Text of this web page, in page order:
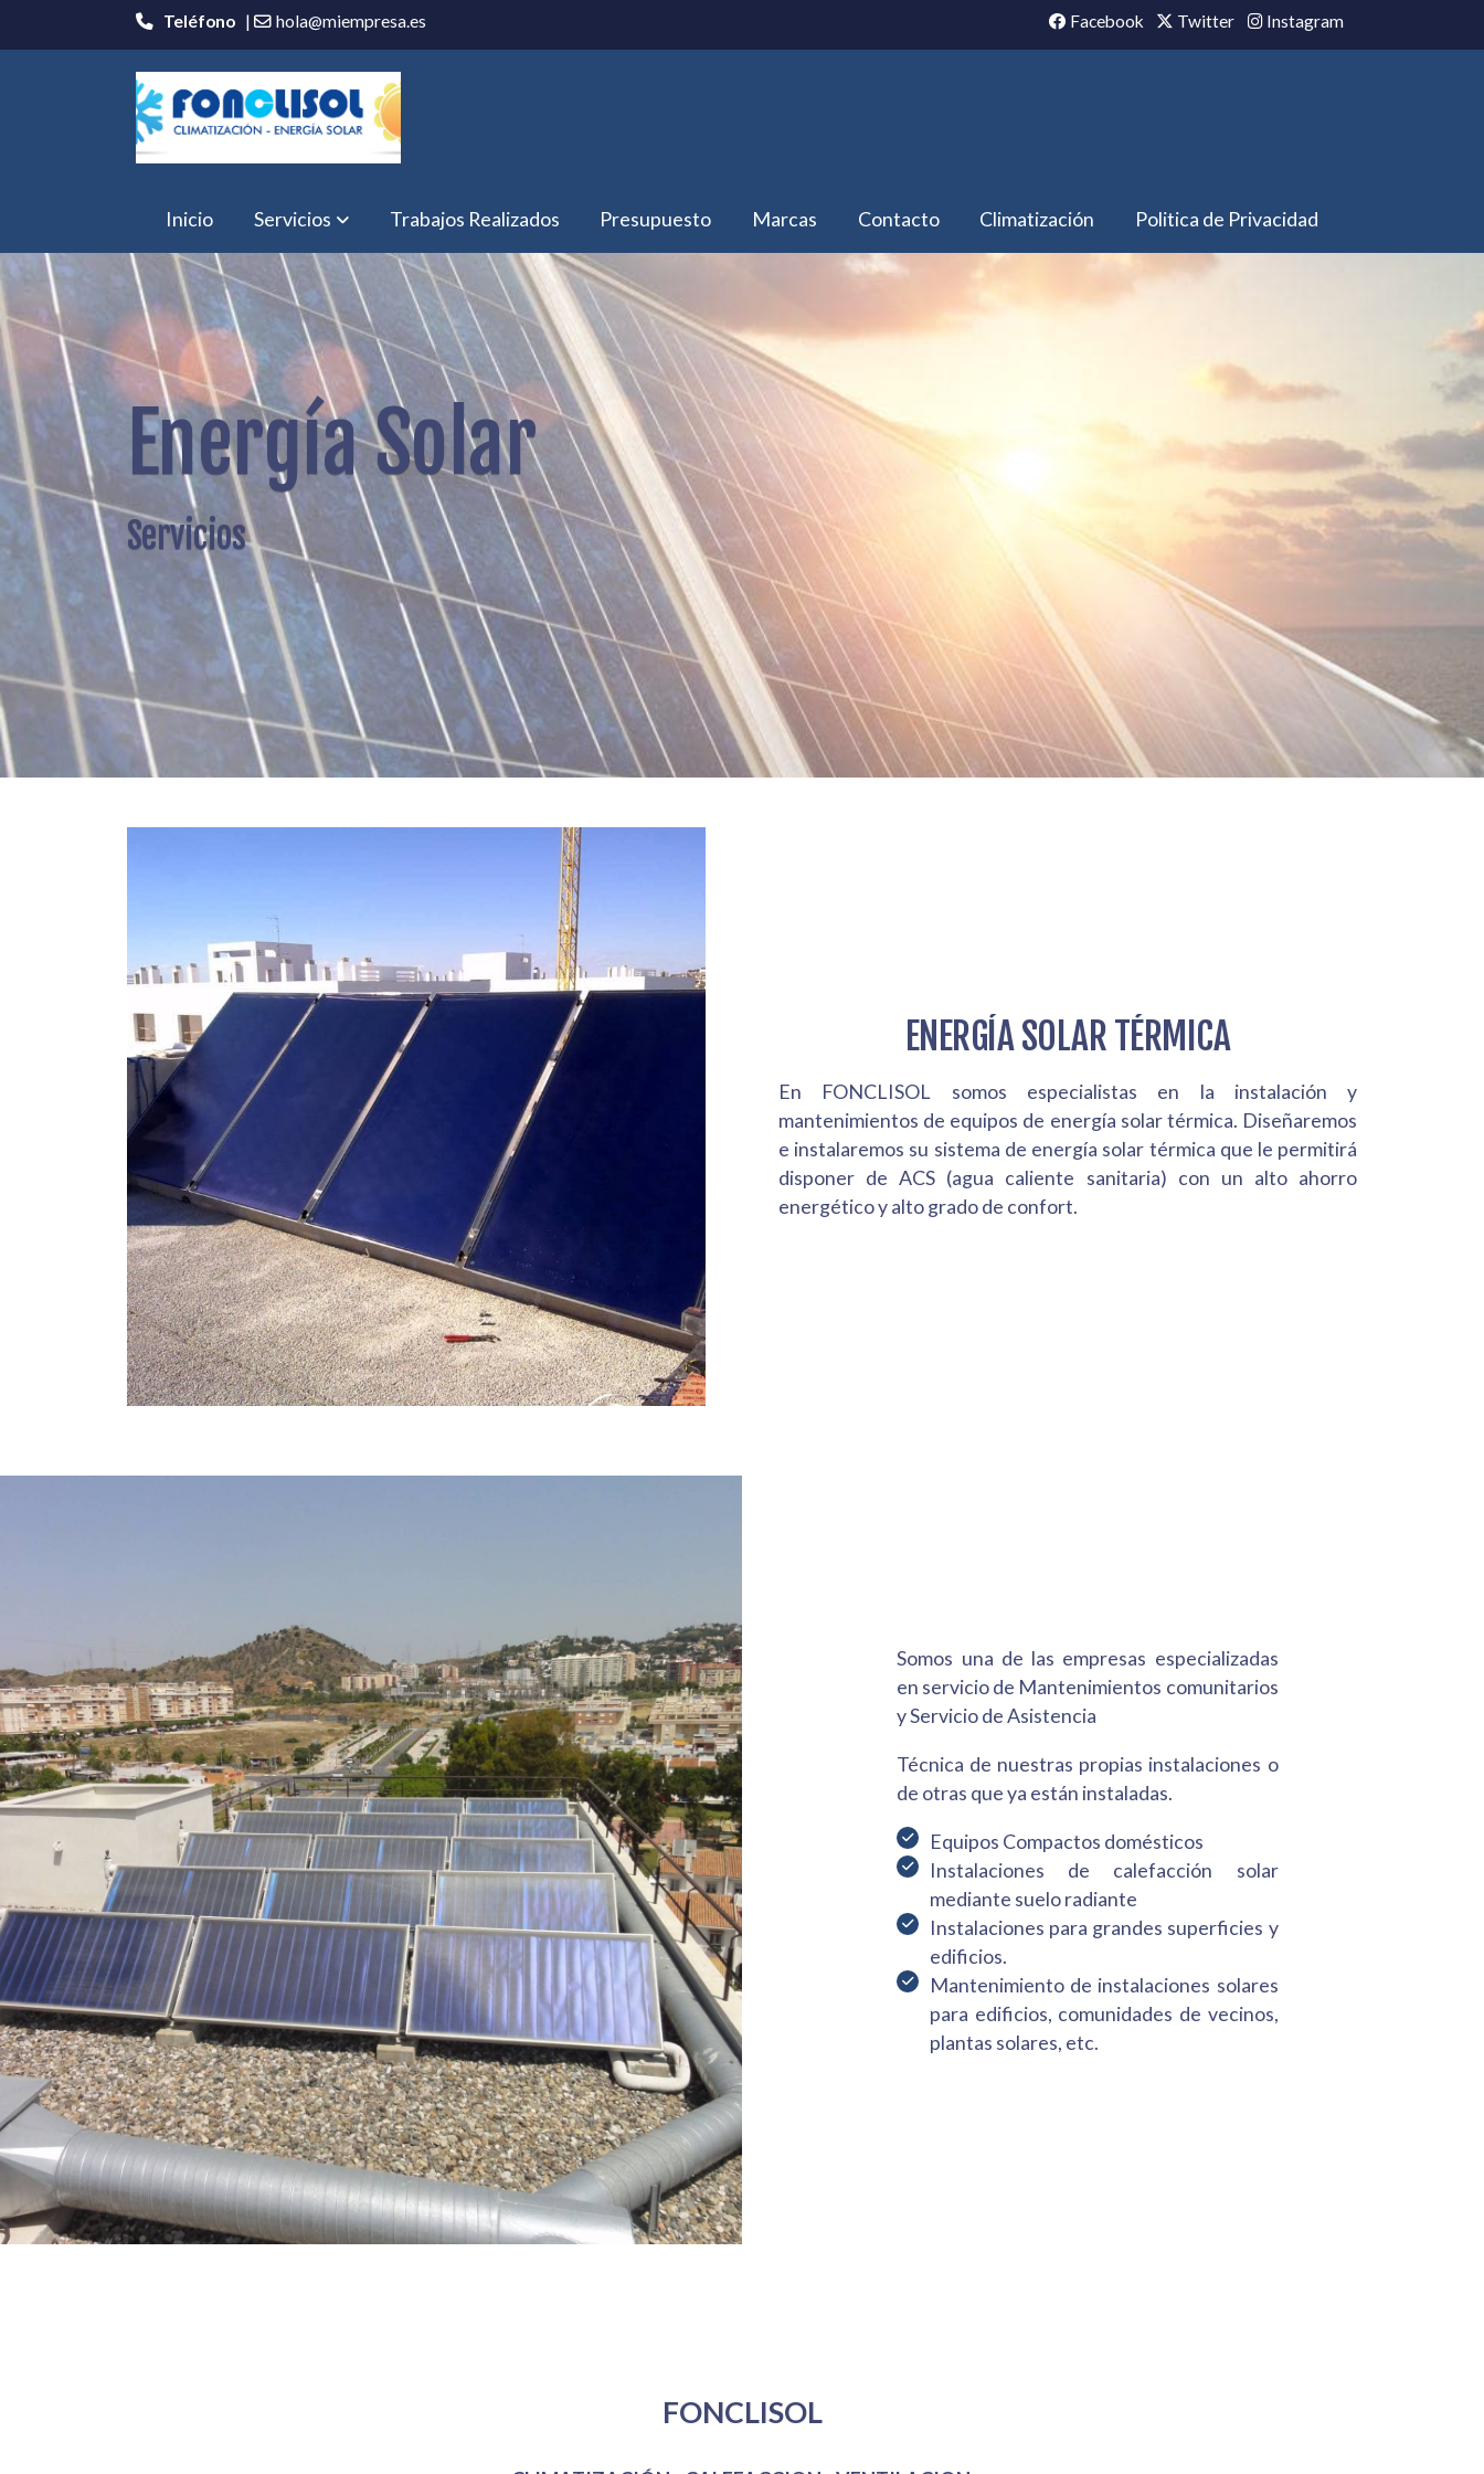
Teléfono| hola@miempresa.es Facebook Twitter Instagram
Inicio Servicios Trabajos Realizados Presupuesto Marcas Contacto Climatización Politica de Privacidad
Energía Solar
Servicios
ENERGÍA SOLAR TÉRMICA
En FONCLISOL somos especialistas en la instalación y
mantenimientos de equipos de energía solar térmica. Diseñaremos
e instalaremos su sistema de energía solar térmica que le permitirá
disponer de ACS (agua caliente sanitaria) con un alto ahorro
energético y alto grado de confort.
Somos una de las empresas especializadas
en servicio de Mantenimientos comunitarios
y Servicio de Asistencia
Técnica de nuestras propias instalaciones o
de otras que ya están instaladas.
Equipos Compactos domésticos
Instalaciones de calefacción solar
mediante suelo radiante
Instalaciones para grandes superficies y
edificios.
Mantenimiento de instalaciones solares
para edificios, comunidades de vecinos,
plantas solares, etc.
FONCLISOL